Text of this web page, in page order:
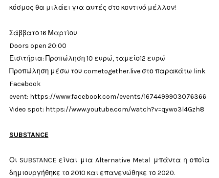
κόσμος θα μιλάει για αυτές στο κοντινό μέλλον!
Σάββατο 16 Μαρτίου
Doors open 20:00
Εισιτήρια: Προπώληση 10 ευρώ, ταμείο12 ευρώ
Προπώληση μέσω του cometogether.live στο παρακάτω link
Facebook
event: https://www.facebook.com/events/1674499903076366
Video spot: https://www.youtube.com/watch?v=qywo3l4Gzh8
SUBSTANCE
Οι SUBSTANCE είναι μια Alternative Metal μπάντα η οποία
δημιουργήθηκε το 2010 και επανενώθηκε το 2020.